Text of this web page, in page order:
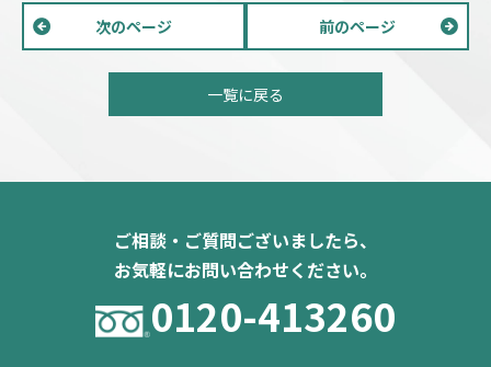
次のページ 前のページ
一覧に戻る
ご相談・ご質問ございましたら、
お気軽にお問い合わせください。
0120-413260